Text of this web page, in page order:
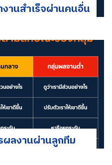
านสำเร็จผ่านคนอื่น
ผลงานผ่านลูกทีม